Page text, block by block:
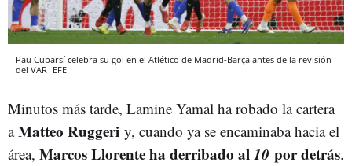
Pau Cubarsí celebra su gol en el Atlético de Madrid-Barça antes de la revisión
del VAR EFE
Minutos más tarde, Lamine Yamal ha robado la cartera
aMatteo Ruggeri y, cuando ya se encaminaba hacia el
área, Marcos Llorente ha derribado al10 por detrás.